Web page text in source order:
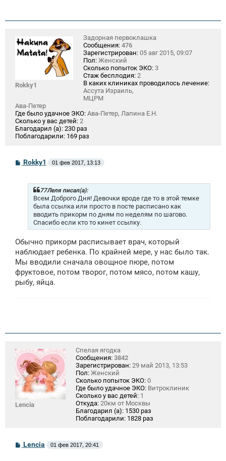
Rokky1
Задорная первоклашка
Сообщения: 476
Зарегистрирован: 05 авг 2015, 09:07
Пол: Женский
Сколько попыток ЭКО: 3
Стаж бесплодия: 2
В каких клиниках проводилось лечение:
Ассута Израиль,
МЦРМ
Ава-Петер
Где было удачное ЭКО: Ава-Петер, Лапина Е.Н.
Сколько у вас детей: 2
Благодарил (а): 230 раз
Поблагодарили: 169 раз
СRokky1 01 фев 2017, 13:13
77Леля писал(а):
Всем Доброго Дня! Девочки вроде где то в этой темке
была ссылка или просто в посте расписано как
вводить прикорм по дням по неделям по шагово.
Спасибо если кто то кинет ссылку.
Обычно прикорм расписывает врач, который
наблюдает ребенка. По крайней мере, у нас было так.
Мы вводили сначала овощное пюре, потом
фруктовое, потом творог, потом мясо, потом кашу,
рыбу, яйца.
Lencia
Спелая ягодка
Сообщения: 3842
Зарегистрирован: 29 май 2013, 13:53
Пол: Женский
Сколько попыток ЭКО: 0
Где было удачное ЭКО: Витроклиник
Сколько у вас детей: 1
Откуда: 20км от Москвы
Благодарил (а): 1530 раз
Поблагодарили: 1828 раз
СLencia 01 фев 2017, 20:41